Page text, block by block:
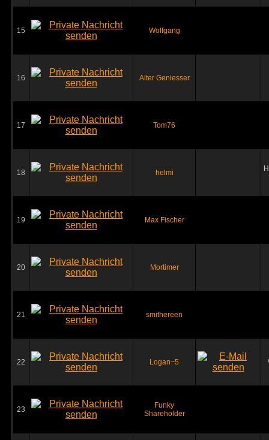
15 Wolfgang
16 Alter Geniesser
17 Tom76
18 helmi
19 Max Fischer
20 Mortimer
21 smithereen
22 Logan~5
23
Funky
Shareholder